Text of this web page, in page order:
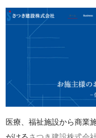
医療、福祉施設から商業